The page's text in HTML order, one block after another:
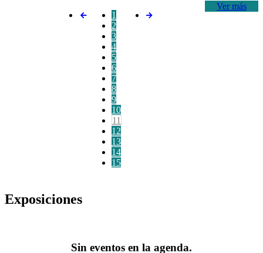
Ver más
1
2
3
4
5
6
7
8
9
10
11
12
13
14
15
Exposiciones
Sin eventos en la agenda.